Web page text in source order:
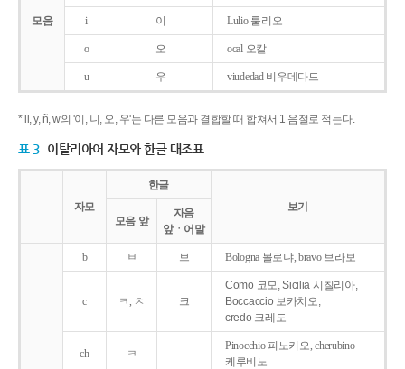
모음 i 이 Lulio 룰리오
o 오 ocal 오칼
u 우 viudedad 비우데다드
* ll, y, ñ, w의 '이, 니, 오, 우'는 다른 모음과 결합할 때 합쳐서 1 음절로 적는다.
표 3 이탈리아어 자모와 한글 대조표
자모
한글
보기
모음 앞
자음
앞ㆍ어말
b ㅂ 브 Bologna 볼로냐, bravo 브라보
c ㅋ, ㅊ 크
Como 코모, Sicilia 시칠리아,
Boccaccio 보카치오,
credo 크레도
ch ㅋ ―
Pinocchio 피노키오, cherubino
케루비노